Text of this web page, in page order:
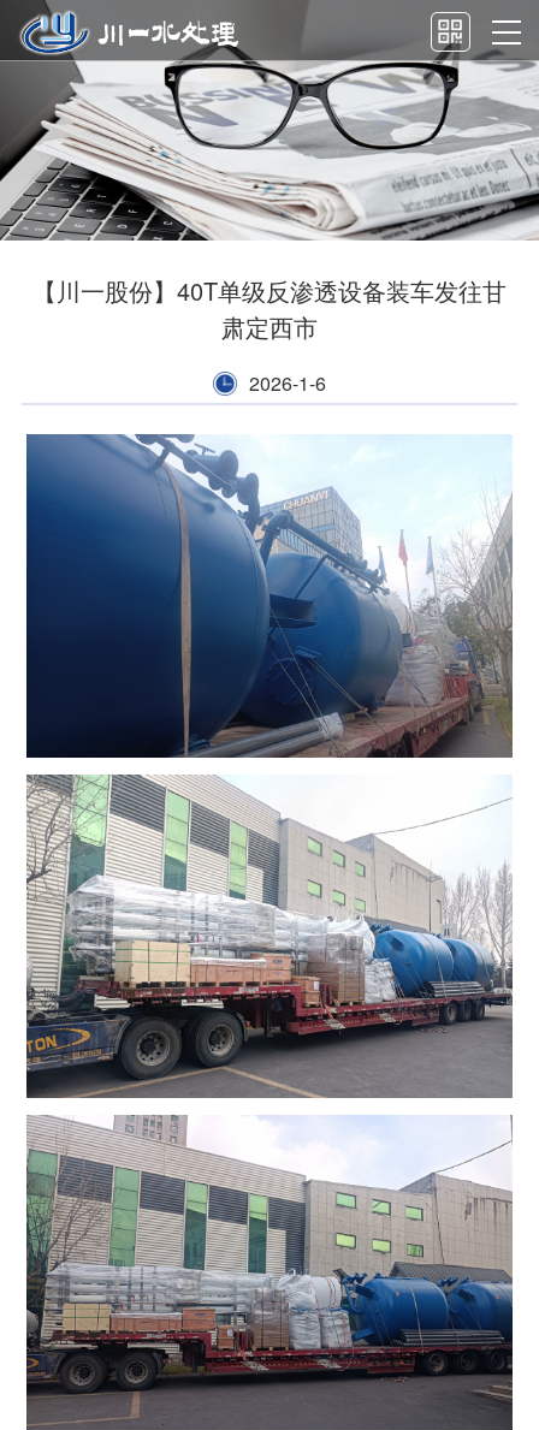
【川一股份】40T单级反渗透设备装车发往甘
肃定西市
2026-1-6